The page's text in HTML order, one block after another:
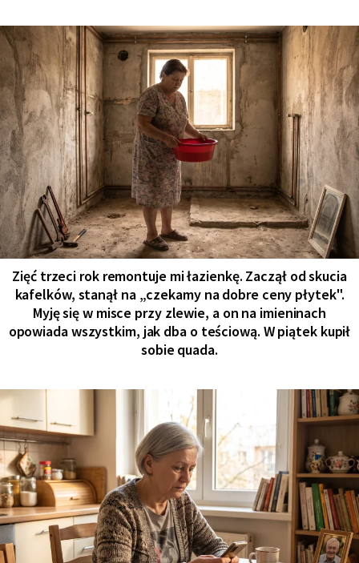
Zięć trzeci rok remontuje mi łazienkę. Zaczął od skucia
kafelków, stanął na „czekamy na dobre ceny płytek".
Myję się w misce przy zlewie, a on na imieninach
opowiada wszystkim, jak dba o teściową. W piątek kupił
sobie quada.